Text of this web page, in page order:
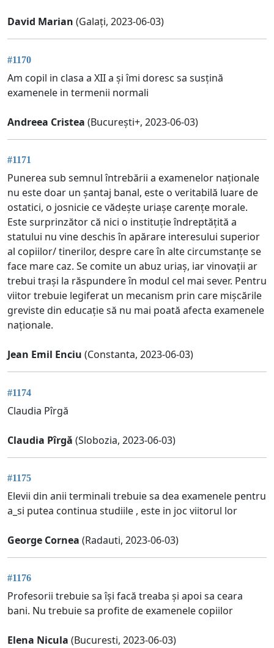
David Marian (Galați, 2023-06-03)
#1170
Am copil in clasa a XII a și îmi doresc sa susțină
examenele in termenii normali
Andreea Cristea (București+, 2023-06-03)
#1171
Punerea sub semnul întrebării a examenelor naționale
nu este doar un șantaj banal, este o veritabilă luare de
ostatici, o josnicie ce vădește uriașe carențe morale.
Este surprinzător că nici o instituție îndreptățită a
statului nu vine deschis în apărare interesului superior
al copiilor/ tinerilor, despre care în alte circumstanțe se
face mare caz. Se comite un abuz uriaș, iar vinovații ar
trebui trași la răspundere în modul cel mai sever. Pentru
viitor trebuie legiferat un mecanism prin care mișcările
greviste din educație să nu mai poată afecta examenele
naționale.
Jean Emil Enciu (Constanta, 2023-06-03)
#1174
Claudia Pîrgă
Claudia Pîrgă (Slobozia, 2023-06-03)
#1175
Elevii din anii terminali trebuie sa dea examenele pentru
a_si putea continua studiile , este in joc viitorul lor
George Cornea (Radauti, 2023-06-03)
#1176
Profesorii trebuie sa își facă treaba și apoi sa ceara
bani. Nu trebuie sa profite de examenele copiilor
Elena Nicula (Bucuresti, 2023-06-03)